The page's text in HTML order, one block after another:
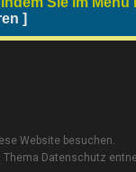
Website besuchen.
Datenschutz
]